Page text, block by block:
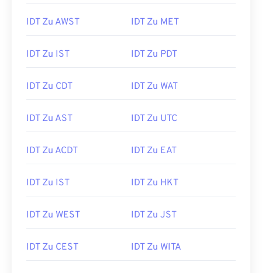
IDT Zu AWST IDT Zu MET
IDT Zu IST IDT Zu PDT
IDT Zu CDT IDT Zu WAT
IDT Zu AST IDT Zu UTC
IDT Zu ACDT IDT Zu EAT
IDT Zu IST IDT Zu HKT
IDT Zu WEST IDT Zu JST
IDT Zu CEST IDT Zu WITA